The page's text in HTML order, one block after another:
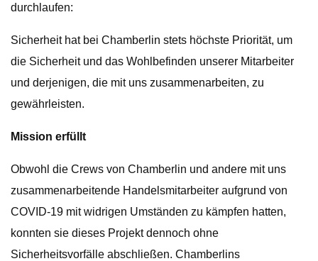
durchlaufen:
Sicherheit hat bei Chamberlin stets höchste Priorität, um
die Sicherheit und das Wohlbefinden unserer Mitarbeiter
und derjenigen, die mit uns zusammenarbeiten, zu
gewährleisten.
Mission erfüllt
Obwohl die Crews von Chamberlin und andere mit uns
zusammenarbeitende Handelsmitarbeiter aufgrund von
COVID-19 mit widrigen Umständen zu kämpfen hatten,
konnten sie dieses Projekt dennoch ohne
Sicherheitsvorfälle abschließen. Chamberlins